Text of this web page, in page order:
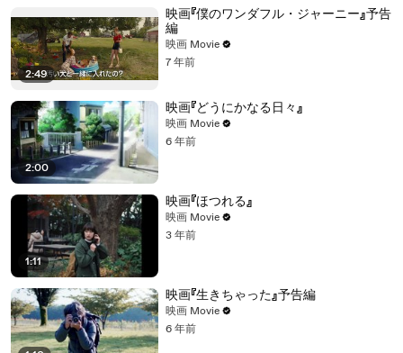
2:49
映画『僕のワンダフル・ジャーニー』予告
編
映画 Movie
7 年前
2:00
映画『どうにかなる日々』
映画 Movie
6 年前
1:11
映画『ほつれる』
映画 Movie
3 年前
映画『生きちゃった』予告編
映画 Movie
6 年前